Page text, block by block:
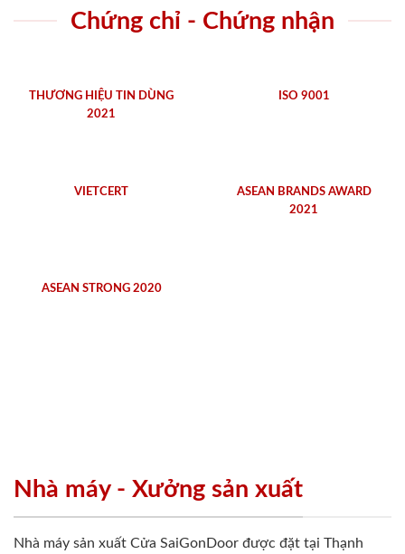
Chứng chỉ - Chứng nhận
THƯƠNG HIỆU TIN DÙNG
2021
ISO 9001
VIETCERT
ASEAN BRANDS AWARD
2021
ASEAN STRONG 2020
Nhà máy - Xưởng sản xuất
Nhà máy sản xuất Cửa SaiGonDoor được đặt tại Thạnh